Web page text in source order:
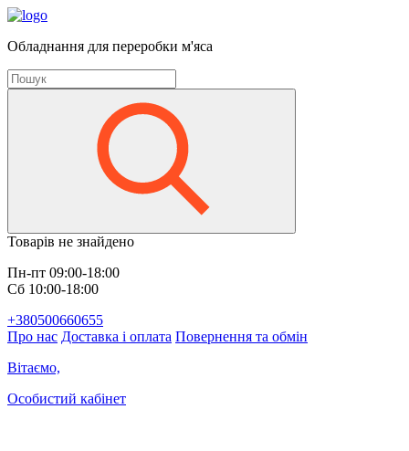
Обладнання для переробки м'яса
Товарів не знайдено
Пн-пт 09:00-18:00
Сб 10:00-18:00
+380500660655
Про нас Доставка і оплата Повернення та обмін
Вітаємо,
Особистий кабінет